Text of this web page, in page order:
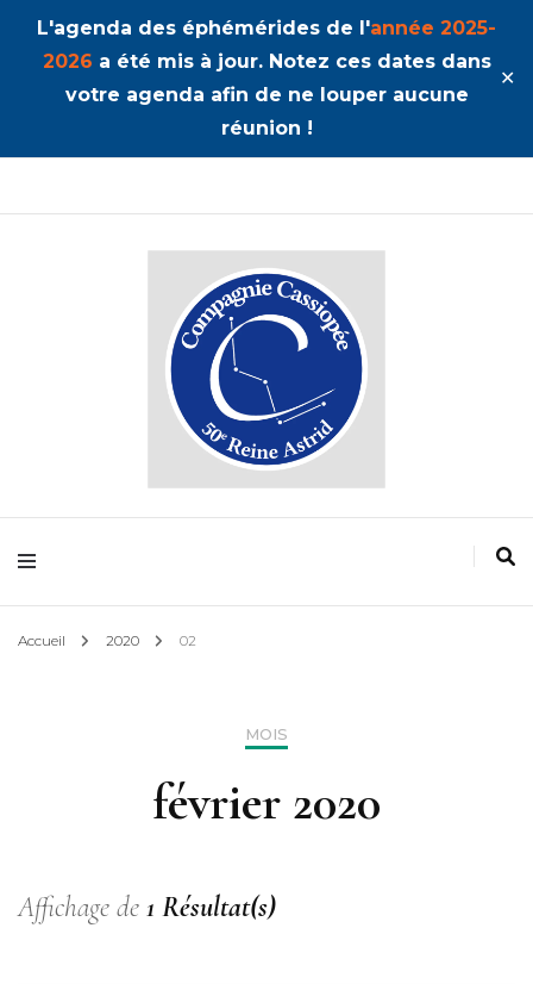
L'agenda des éphémérides de l'année 2025-
2026 a été mis à jour. Notez ces dates dans
votre agenda afin de ne louper aucune
réunion !
✕
Cassiopée
50ème Unité Reine Astrid
Accueil 2020 02
MOIS
février 2020
Affichage de 1 Résultat(s)